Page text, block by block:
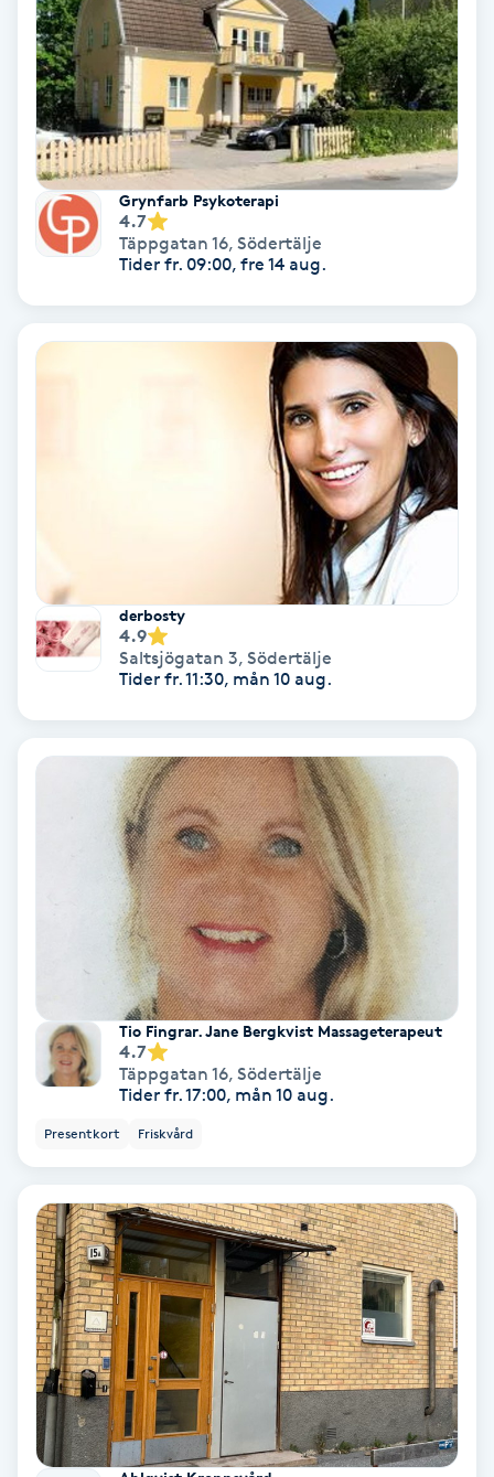
Osteopati
Paraffinbehandling
Pedikyr
Pensionärklippning
Permanent hårborttagning
Picolaser
Piercing
Pigmentbehandling
Pigmentfläckar
Plastikkirurgi
Powder brows
Power Yoga
PRP (Platelet Rich Plasma)
PRX-T33
Radiofrekvens
Rakning
Reflexologi
Grynfarb Psykoterapi
4.7
Täppgatan 16, Södertälje
Tider fr. 09:00, fre 14 aug.
derbosty
4.9
Saltsjögatan 3, Södertälje
Tider fr. 11:30, mån 10 aug.
Tio Fingrar. Jane Bergkvist Massageterapeut
4.7
Täppgatan 16, Södertälje
Tider fr. 17:00, mån 10 aug.
Presentkort Friskvård